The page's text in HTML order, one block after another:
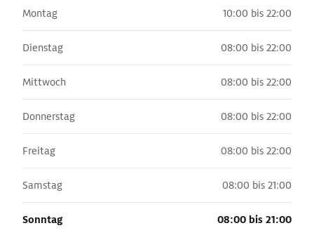
Montag 10:00 bis 22:00
Dienstag 08:00 bis 22:00
Mittwoch 08:00 bis 22:00
Donnerstag 08:00 bis 22:00
Freitag 08:00 bis 22:00
Samstag 08:00 bis 21:00
Sonntag 08:00 bis 21:00